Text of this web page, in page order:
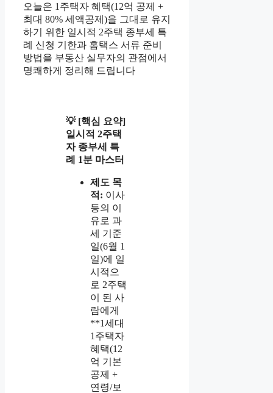
오늘은 1주택자 혜택(12억 공제 +
최대 80% 세액공제)을 그대로 유지
하기 위한 일시적 2주택 종부세 특
례 신청 기한과 홈택스 서류 준비
방법을 부동산 실무자의 관점에서
명쾌하게 정리해 드립니다
💡 [핵심 요약]
일시적 2주택
자 종부세 특
례 1분 마스터
제도 목
적: 이사
등의 이
유로 과
세 기준
일(6월 1
일)에 일
시적으
로 2주택
이 된 사
람에게
**1세대
1주택자
혜택(12
억 기본
공제 +
연령/보